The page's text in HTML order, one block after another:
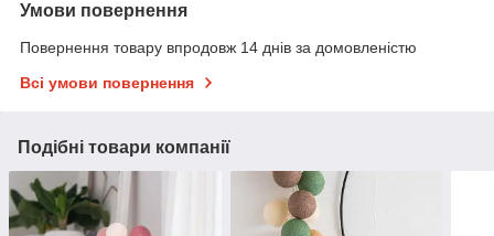
Умови повернення
Повернення товару впродовж 14 днів за домовленістю
Всі умови повернення
Подібні товари компанії